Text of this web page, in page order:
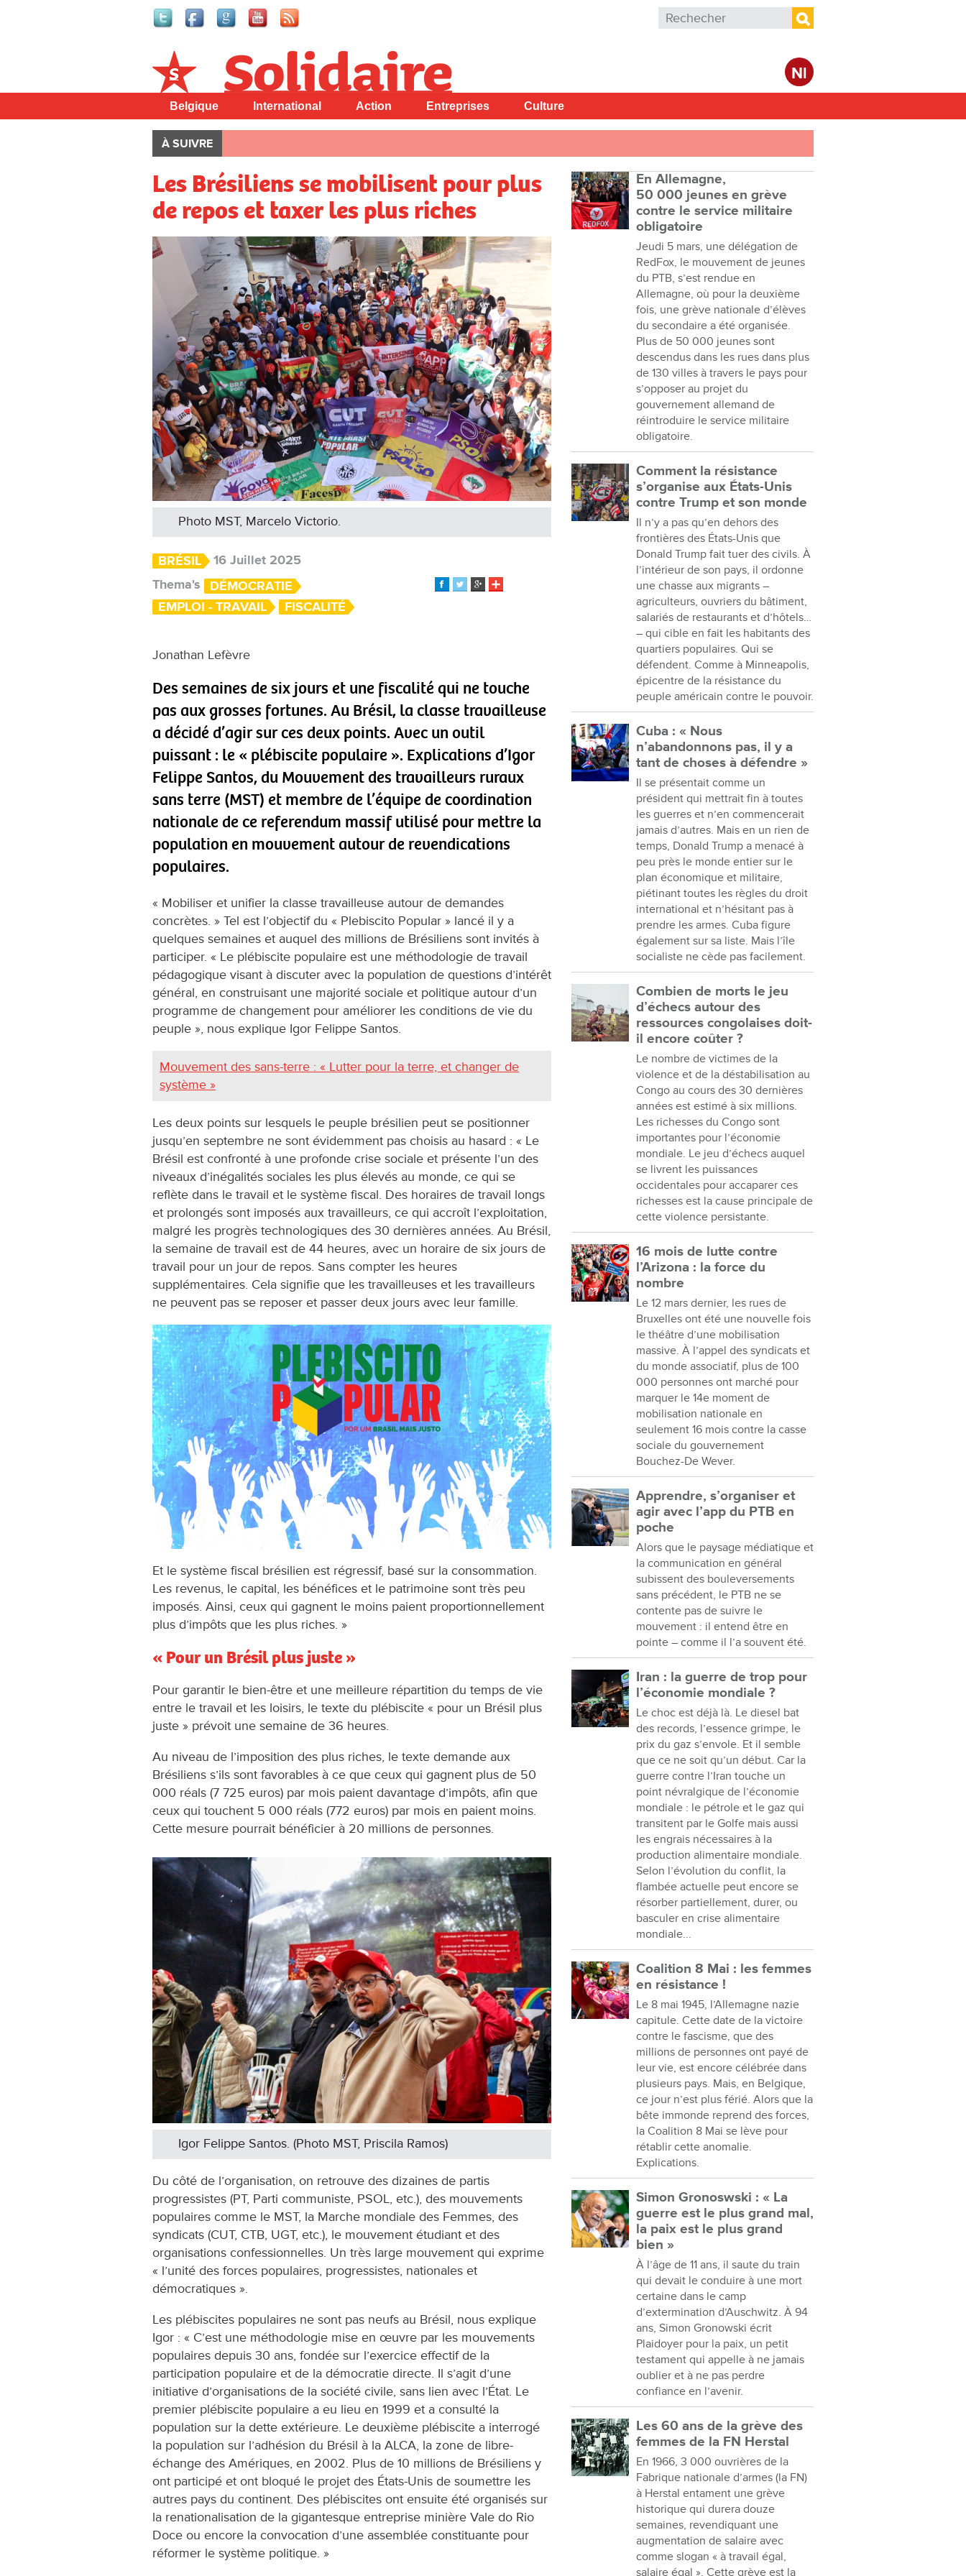
Formulaire de recherche
Rechercher
Nl
Solidaire
Belgique International Action Entreprises Culture
À SUIVRE
Les Brésiliens se mobilisent pour plus
de repos et taxer les plus riches
Photo MST, Marcelo Victorio.
BRÉSIL
16 Juillet 2025
Thema's
DÉMOCRATIE
EMPLOI - TRAVAIL
FISCALITÉ
Jonathan Lefèvre
Des semaines de six jours et une fiscalité qui ne touche
pas aux grosses fortunes. Au Brésil, la classe travailleuse
a décidé d’agir sur ces deux points. Avec un outil
puissant : le « plébiscite populaire ». Explications d’Igor
Felippe Santos, du Mouvement des travailleurs ruraux
sans terre (MST) et membre de l’équipe de coordination
nationale de ce referendum massif utilisé pour mettre la
population en mouvement autour de revendications
populaires.
« Mobiliser et unifier la classe travailleuse autour de demandes
concrètes. » Tel est l’objectif du « Plebiscito Popular » lancé il y a
quelques semaines et auquel des millions de Brésiliens sont invités à
participer. « Le plébiscite populaire est une méthodologie de travail
pédagogique visant à discuter avec la population de questions d’intérêt
général, en construisant une majorité sociale et politique autour d’un
programme de changement pour améliorer les conditions de vie du
peuple », nous explique Igor Felippe Santos.
Mouvement des sans-terre : « Lutter pour la terre, et changer de
système »
Les deux points sur lesquels le peuple brésilien peut se positionner
jusqu’en septembre ne sont évidemment pas choisis au hasard : « Le
Brésil est confronté à une profonde crise sociale et présente l’un des
niveaux d’inégalités sociales les plus élevés au monde, ce qui se
reflète dans le travail et le système fiscal. Des horaires de travail longs
et prolongés sont imposés aux travailleurs, ce qui accroît l’exploitation,
malgré les progrès technologiques des 30 dernières années. Au Brésil,
la semaine de travail est de 44 heures, avec un horaire de six jours de
travail pour un jour de repos. Sans compter les heures
supplémentaires. Cela signifie que les travailleuses et les travailleurs
ne peuvent pas se reposer et passer deux jours avec leur famille.
Et le système fiscal brésilien est régressif, basé sur la consommation.
Les revenus, le capital, les bénéfices et le patrimoine sont très peu
imposés. Ainsi, ceux qui gagnent le moins paient proportionnellement
plus d’impôts que les plus riches. »
« Pour un Brésil plus juste »
Pour garantir le bien-être et une meilleure répartition du temps de vie
entre le travail et les loisirs, le texte du plébiscite « pour un Brésil plus
juste » prévoit une semaine de 36 heures.
Au niveau de l’imposition des plus riches, le texte demande aux
Brésiliens s’ils sont favorables à ce que ceux qui gagnent plus de 50
000 réals (7 725 euros) par mois paient davantage d’impôts, afin que
ceux qui touchent 5 000 réals (772 euros) par mois en paient moins.
Cette mesure pourrait bénéficier à 20 millions de personnes.
Igor Felippe Santos. (Photo MST, Priscila Ramos)
Du côté de l’organisation, on retrouve des dizaines de partis
progressistes (PT, Parti communiste, PSOL, etc.), des mouvements
populaires comme le MST, la Marche mondiale des Femmes, des
syndicats (CUT, CTB, UGT, etc.), le mouvement étudiant et des
organisations confessionnelles. Un très large mouvement qui exprime
« l’unité des forces populaires, progressistes, nationales et
démocratiques ».
Les plébiscites populaires ne sont pas neufs au Brésil, nous explique
Igor : « C’est une méthodologie mise en œuvre par les mouvements
populaires depuis 30 ans, fondée sur l’exercice effectif de la
participation populaire et de la démocratie directe. Il s’agit d’une
initiative d’organisations de la société civile, sans lien avec l’État. Le
premier plébiscite populaire a eu lieu en 1999 et a consulté la
population sur la dette extérieure. Le deuxième plébiscite a interrogé
la population sur l’adhésion du Brésil à la ALCA, la zone de libre-
échange des Amériques, en 2002. Plus de 10 millions de Brésiliens y
ont participé et ont bloqué le projet des États-Unis de soumettre les
autres pays du continent. Des plébiscites ont ensuite été organisés sur
la renationalisation de la gigantesque entreprise minière Vale do Rio
Doce ou encore la convocation d’une assemblée constituante pour
réformer le système politique. »
En Allemagne,
50 000 jeunes en grève
contre le service militaire
obligatoire
Jeudi 5 mars, une délégation de
RedFox, le mouvement de jeunes
du PTB, s’est rendue en
Allemagne, où pour la deuxième
fois, une grève nationale d’élèves
du secondaire a été organisée.
Plus de 50 000 jeunes sont
descendus dans les rues dans plus
de 130 villes à travers le pays pour
s’opposer au projet du
gouvernement allemand de
réintroduire le service militaire
obligatoire.
Comment la résistance
s’organise aux États-Unis
contre Trump et son monde
Il n’y a pas qu’en dehors des
frontières des États-Unis que
Donald Trump fait tuer des civils. À
l’intérieur de son pays, il ordonne
une chasse aux migrants –
agriculteurs, ouvriers du bâtiment,
salariés de restaurants et d’hôtels…
– qui cible en fait les habitants des
quartiers populaires. Qui se
défendent. Comme à Minneapolis,
épicentre de la résistance du
peuple américain contre le pouvoir.
Cuba : « Nous
n’abandonnons pas, il y a
tant de choses à défendre »
Il se présentait comme un
président qui mettrait fin à toutes
les guerres et n’en commencerait
jamais d’autres. Mais en un rien de
temps, Donald Trump a menacé à
peu près le monde entier sur le
plan économique et militaire,
piétinant toutes les règles du droit
international et n’hésitant pas à
prendre les armes. Cuba figure
également sur sa liste. Mais l’île
socialiste ne cède pas facilement.
Combien de morts le jeu
d’échecs autour des
ressources congolaises doit-
il encore coûter ?
Le nombre de victimes de la
violence et de la déstabilisation au
Congo au cours des 30 dernières
années est estimé à six millions.
Les richesses du Congo sont
importantes pour l’économie
mondiale. Le jeu d’échecs auquel
se livrent les puissances
occidentales pour accaparer ces
richesses est la cause principale de
cette violence persistante.
16 mois de lutte contre
l’Arizona : la force du
nombre
Le 12 mars dernier, les rues de
Bruxelles ont été une nouvelle fois
le théâtre d’une mobilisation
massive. À l’appel des syndicats et
du monde associatif, plus de 100
000 personnes ont marché pour
marquer le 14e moment de
mobilisation nationale en
seulement 16 mois contre la casse
sociale du gouvernement
Bouchez-De Wever.
Apprendre, s’organiser et
agir avec l’app du PTB en
poche
Alors que le paysage médiatique et
la communication en général
subissent des bouleversements
sans précédent, le PTB ne se
contente pas de suivre le
mouvement : il entend être en
pointe – comme il l’a souvent été.
Iran : la guerre de trop pour
l’économie mondiale ?
Le choc est déjà là. Le diesel bat
des records, l’essence grimpe, le
prix du gaz s’envole. Et il semble
que ce ne soit qu’un début. Car la
guerre contre l’Iran touche un
point névralgique de l’économie
mondiale : le pétrole et le gaz qui
transitent par le Golfe mais aussi
les engrais nécessaires à la
production alimentaire mondiale.
Selon l’évolution du conflit, la
flambée actuelle peut encore se
résorber partiellement, durer, ou
basculer en crise alimentaire
mondiale...
Coalition 8 Mai : les femmes
en résistance !
Le 8 mai 1945, l’Allemagne nazie
capitule. Cette date de la victoire
contre le fascisme, que des
millions de personnes ont payé de
leur vie, est encore célébrée dans
plusieurs pays. Mais, en Belgique,
ce jour n’est plus férié. Alors que la
bête immonde reprend des forces,
la Coalition 8 Mai se lève pour
rétablir cette anomalie.
Explications.
Simon Gronoswski : « La
guerre est le plus grand mal,
la paix est le plus grand
bien »
À l’âge de 11 ans, il saute du train
qui devait le conduire à une mort
certaine dans le camp
d’extermination d’Auschwitz. À 94
ans, Simon Gronowski écrit
Plaidoyer pour la paix, un petit
testament qui appelle à ne jamais
oublier et à ne pas perdre
confiance en l’avenir.
Les 60 ans de la grève des
femmes de la FN Herstal
En 1966, 3 000 ouvrières de la
Fabrique nationale d’armes (la FN)
à Herstal entament une grève
historique qui durera douze
semaines, revendiquant une
augmentation de salaire avec
comme slogan « à travail égal,
salaire égal ». Cette grève est la